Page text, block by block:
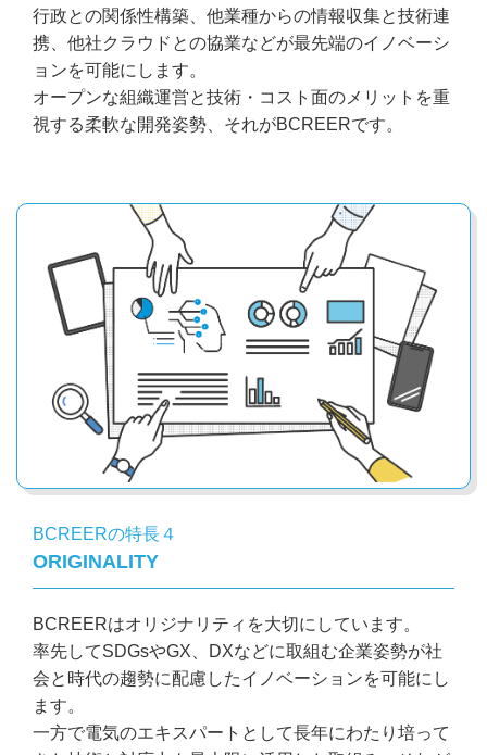
行政との関係性構築、他業種からの情報収集と技術連
携、他社クラウドとの協業などが最先端のイノベーシ
ョンを可能にします。
オープンな組織運営と技術・コスト面のメリットを重
視する柔軟な開発姿勢、それがBCREERです。
BCREERの特長４
ORIGINALITY
BCREERはオリジナリティを大切にしています。
率先してSDGsやGX、DXなどに取組む企業姿勢が社
会と時代の趨勢に配慮したイノベーションを可能にし
ます。
一方で電気のエキスパートとして長年にわたり培って